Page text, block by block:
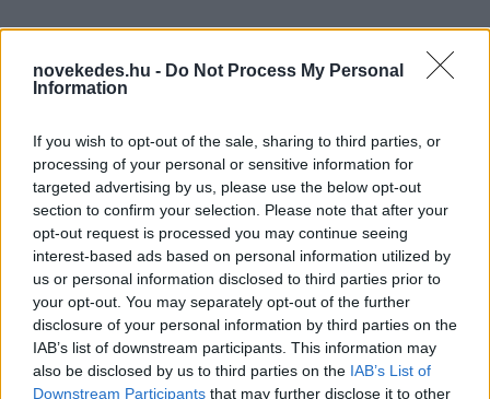
novekedes.hu - Do Not Process My Personal
Information
If you wish to opt-out of the sale, sharing to third parties, or
processing of your personal or sensitive information for
targeted advertising by us, please use the below opt-out
section to confirm your selection. Please note that after your
opt-out request is processed you may continue seeing
interest-based ads based on personal information utilized by
us or personal information disclosed to third parties prior to
your opt-out. You may separately opt-out of the further
disclosure of your personal information by third parties on the
IAB’s list of downstream participants. This information may
also be disclosed by us to third parties on the IAB’s List of
Downstream Participants that may further disclose it to other
visszaszorítani a
ELEMZÉSEK 2020. jan. 20.